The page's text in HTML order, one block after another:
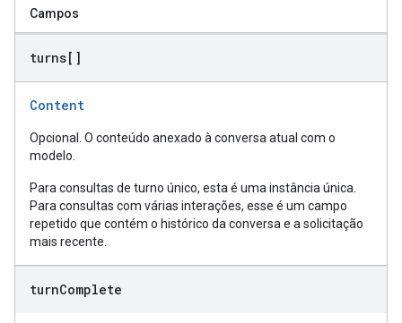
Campos
turns[]
Content
Opcional. O conteúdo anexado à conversa atual com o
modelo.
Para consultas de turno único, esta é uma instância única.
Para consultas com várias interações, esse é um campo
repetido que contém o histórico da conversa e a solicitação
mais recente.
turnComplete